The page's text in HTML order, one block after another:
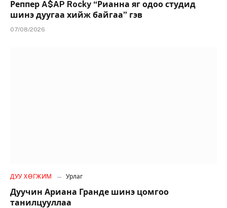
Реппер A$AP Rocky “Рианна яг одоо студид
шинэ дуугаа хийж байгаа” гэв
07/08/2026
ДУУ ХӨГЖИМ Урлаг
Дуучин Ариана Гранде шинэ цомгоо
танилцууллаа